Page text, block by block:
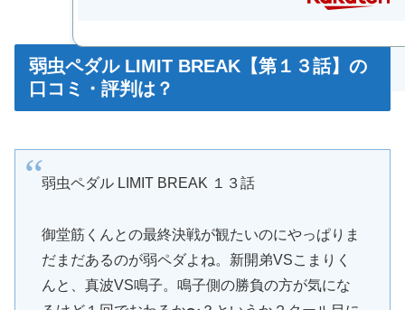
弱虫ペダル LIMIT BREAK【第１３話】の
口コミ・評判は？
弱虫ペダル LIMIT BREAK １３話
御堂筋くんとの最終決戦が観たいのにやっぱりま
だまだあるのが弱ペダよね。新開弟VSこまりく
んと、真波VS鳴子。鳴子側の勝負の方が気にな
るけど１回でおわるか〜？というか２クール目に